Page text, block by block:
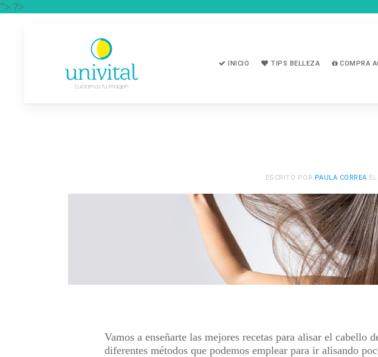
"> ?>
INICIO TIPS BELLEZA COMPRA
ESCRITO POR PAULA CORREA EL
Vamos a enseñarte las mejores recetas para alisar el
diferentes métodos que podemos emplear para ir alisando